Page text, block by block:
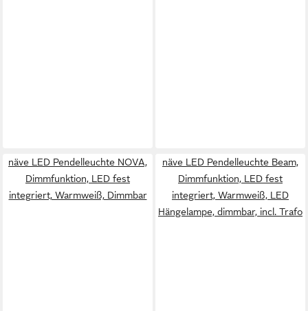
näve LED Pendelleuchte NOVA,
Dimmfunktion, LED fest
integriert, Warmweiß, Dimmbar
näve LED Pendelleuchte Beam,
Dimmfunktion, LED fest
integriert, Warmweiß, LED
Hängelampe, dimmbar, incl. Trafo